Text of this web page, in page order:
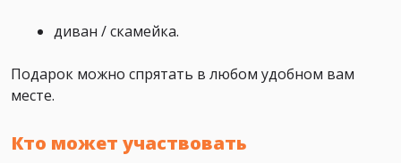
диван / скамейка.
Подарок можно спрятать в любом удобном вам
месте.
Кто может участвовать